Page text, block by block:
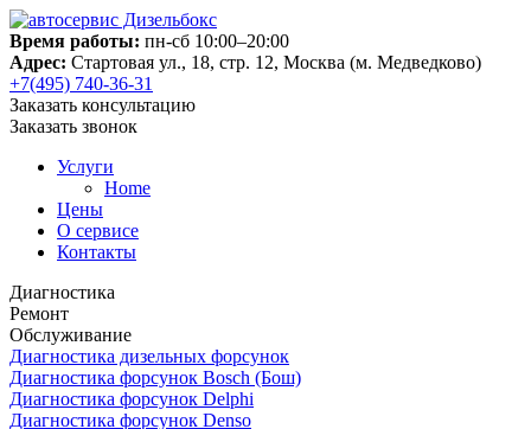
Время работы: пн-сб 10:00–20:00
Адрес: Стартовая ул., 18, стр. 12, Москва (м. Медведково)
+7(495) 740-36-31
Заказать консультацию
Заказать звонок
Услуги
Home
Цены
О сервисе
Контакты
Диагностика
Ремонт
Обслуживание
Диагностика дизельных форсунок
Диагностика форсунок Bosch (Бош)
Диагностика форсунок Delphi
Диагностика форсунок Denso